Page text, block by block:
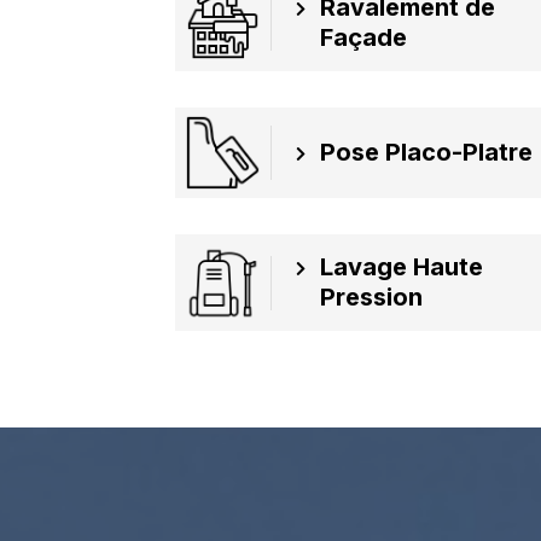
Ravalement de
Façade
Pose Placo-Platre
Lavage Haute
Pression